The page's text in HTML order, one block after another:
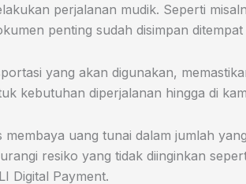
perjalanan mudik. Seperti
penting sudah disimpan
yang akan digunakan,
kebutuhan diperjalanan hingga di
uang tunai dalam jumlah
resiko yang tidak diinginkan
Digital Payment.